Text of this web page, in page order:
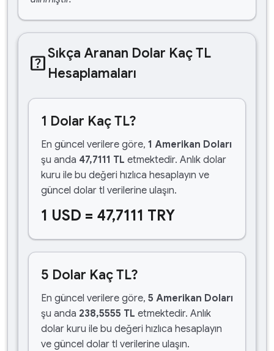
help_centerSıkça Aranan Dolar Kaç TL
Hesaplamaları
1 Dolar Kaç TL?
En güncel verilere göre, 1 Amerikan Doları
şu anda 47,7111 TL etmektedir. Anlık dolar
kuru ile bu değeri hızlıca hesaplayın ve
güncel dolar tl verilerine ulaşın.
1 USD = 47,7111 TRY
5 Dolar Kaç TL?
En güncel verilere göre, 5 Amerikan Doları
şu anda 238,5555 TL etmektedir. Anlık
dolar kuru ile bu değeri hızlıca hesaplayın
ve güncel dolar tl verilerine ulaşın.